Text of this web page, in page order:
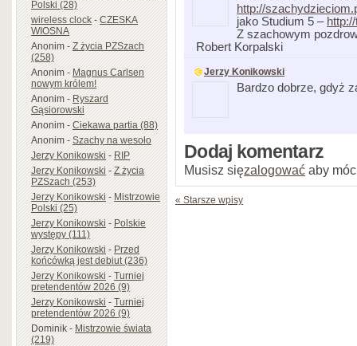
Polski (28)
wireless clock-CZESKA
WIOSNA
Anonim-Z życia PZSzach
(258)
Anonim-Magnus Carlsen
nowym królem!
Anonim-Ryszard
Gąsiorowski
Anonim-Ciekawa partia (88)
Anonim-Szachy na wesoło
Jerzy Konikowski-RIP
Jerzy Konikowski-Z życia
PZSzach (253)
Jerzy Konikowski-Mistrzowie
Polski (25)
Jerzy Konikowski-Polskie
występy (111)
Jerzy Konikowski-Przed
końcówką jest debiut (236)
Jerzy Konikowski-Turniej
pretendentów 2026 (9)
Jerzy Konikowski-Turniej
pretendentów 2026 (9)
Dominik-Mistrzowie świata
(219)
http://
jako Studium 5 –
Z szachowym
Robert Korpalski
Jerzy Konikowski
Bardzo dobrze, gdyż
Dodaj komentarz
Musisz sięzalogować aby
« Starsze wpisy